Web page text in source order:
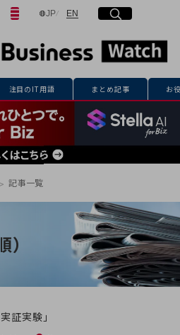
指し、
業共創エコシステムです。
は
ナー企業)
として
指します
みます
JP日本語
ENEnglish
す
ネスの
検索する
注目のIT用語 まとめ記事 お
記事一覧
実証実験」